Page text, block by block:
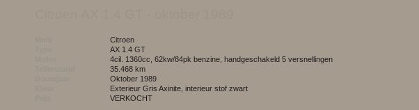
Citroen
AX 1.4 GT
4cil. 1360cc, 62kw/84pk benzine, handgeschakeld 5 versnellingen
35.468 km
oktober 1989
exterieur Gris Axinite, interieur stof zwart
VERKOCHT